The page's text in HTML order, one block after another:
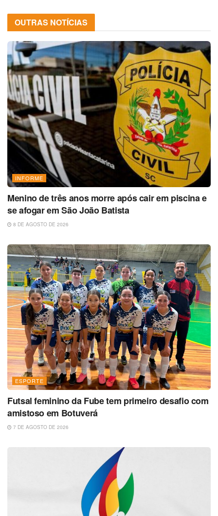
OUTRAS NOTÍCIAS
INFORME
Menino de três anos morre após cair em piscina e
se afogar em São João Batista
8 DE AGOSTO DE 2026
ESPORTE
Futsal feminino da Fube tem primeiro desafio com
amistoso em Botuverá
7 DE AGOSTO DE 2026